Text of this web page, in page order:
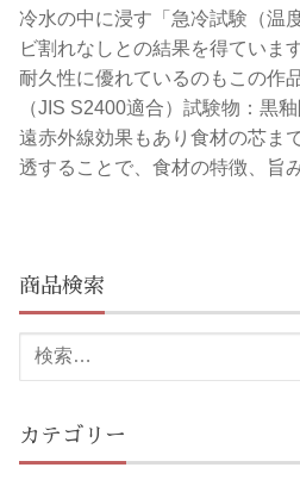
冷水の中に浸す「急冷試験（温
ビ割れなしとの結果を得ています
耐久性に優れているのもこの作
（JIS S2400適合）試験物：黒
遠赤外線効果もあり食材の芯ま
透することで、食材の特徴、旨
商品検索
検
索:
カテゴリー